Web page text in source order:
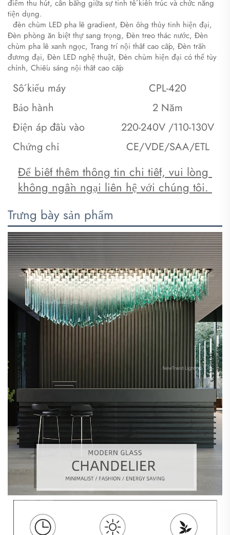
điểm thu hút, cân bằng giữa sự tinh tế kiến trúc và chức năng
tiện dụng.
đèn chùm LED pha lê gradient, Đèn ống thủy tinh hiện đại,
Đèn phòng ăn biệt thự sang trọng, Đèn treo thác nước, Đèn
chùm pha lê xanh ngọc, Trang trí nội thất cao cấp, Đèn trần
đương đại, Đèn LED nghệ thuật, Đèn chùm hiện đại có thể tùy
chỉnh, Chiếu sáng nội thất cao cấp
Số kiểu máy
CPL-420
Bảo hành
2 Năm
Điện áp đầu vào
220-240V /110-130V
Chứng chỉ
CE/VDE/SAA/ETL
Để biết thêm thông tin chi tiết, vui lòng
không ngần ngại liên hệ với chúng tôi.
Trưng bày sản phẩm